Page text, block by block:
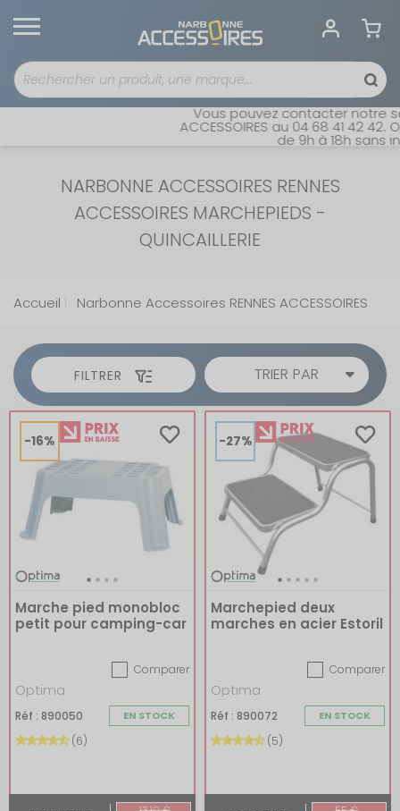
Vous pouvez contacter notre
ACCESSOIRES au 04 68 41 42 42.
de 9h à 18h sans
NARBONNE ACCESSOIRES RENNES
ACCESSOIRES MARCHEPIEDS -
QUINCAILLERIE
Accueil Narbonne Accessoires RENNES ACCESSOIRES
FILTRER TRIER PAR
-16%
Marche pied monobloc
petit pour camping-car
Comparer
Optima
Réf : 890050 EN STOCK
(6)
-27%
Marchepied deux
marches en acier Estoril
Comparer
Optima
Réf : 890072 EN STOCK
(5)